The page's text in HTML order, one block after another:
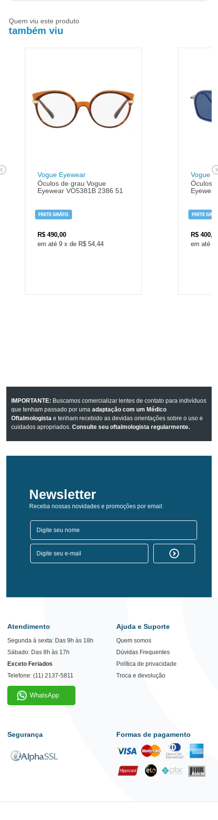
Quem viu este produto
também viu
Vogue Eyewear
Óculos de grau Vogue
Eyewear VO5381B 2386 51
R$ 490,00
9 x de R$ 54,44
Vogue
Óculos
R$
IMPORTANTE: Buscamos comercializar lentes de contato para indivíduos
que tenham passado por umaadaptação com um Médico
Oftalmologista e tenham recebido as devidas orientações sobre o uso e
cuidados apropriados.Consulte seu oftalmologista regularmente.
Newsletter
Receba nossas novidades e promoções por email:
Atendimento
Segunda à sexta: Das 9h às 18h
Sábado: Das 8h às 17h
Exceto Feriados
Telefone: (11) 2137-5811
WhatsApp
Ajuda e Suporte
Quem somos
Dúvidas Frequentes
Política de privacidade
Troca e devolução
Segurança Formas de pagamento